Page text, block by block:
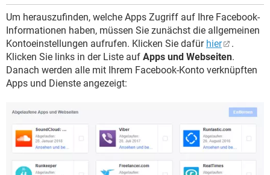
Um herauszufinden, welche Apps Zugriff auf Ihre Facebook-
Informationen haben, müssen Sie zunächst die allgemeinen
Kontoeinstellungen aufrufen. Klicken Sie dafür hier
.
Klicken Sie links in der Liste auf Apps und Webseiten.
Danach werden alle mit Ihrem Facebook-Konto verknüpften
Apps und Dienste angezeigt: